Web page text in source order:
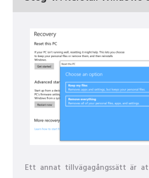
Ett annat tillvägagångssätt är